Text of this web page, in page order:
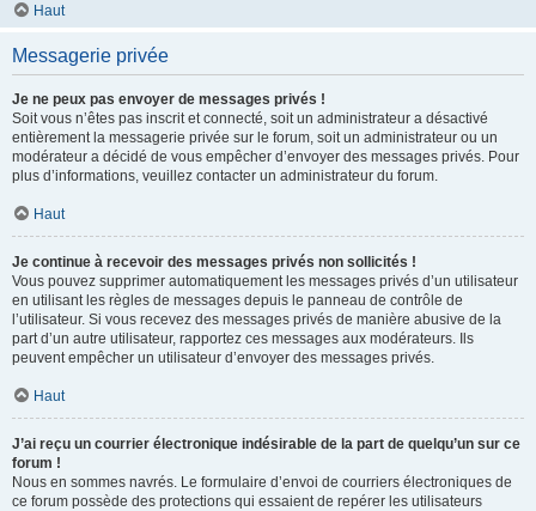
Haut
Messagerie privée
Je ne peux pas envoyer de messages privés !
Soit vous n’êtes pas inscrit et connecté, soit un administrateur a désactivé
entièrement la messagerie privée sur le forum, soit un administrateur ou un
modérateur a décidé de vous empêcher d’envoyer des messages privés. Pour
plus d’informations, veuillez contacter un administrateur du forum.
Haut
Je continue à recevoir des messages privés non sollicités !
Vous pouvez supprimer automatiquement les messages privés d’un utilisateur
en utilisant les règles de messages depuis le panneau de contrôle de
l’utilisateur. Si vous recevez des messages privés de manière abusive de la
part d’un autre utilisateur, rapportez ces messages aux modérateurs. Ils
peuvent empêcher un utilisateur d’envoyer des messages privés.
Haut
J’ai reçu un courrier électronique indésirable de la part de quelqu’un sur ce
forum !
Nous en sommes navrés. Le formulaire d’envoi de courriers électroniques de
ce forum possède des protections qui essaient de repérer les utilisateurs